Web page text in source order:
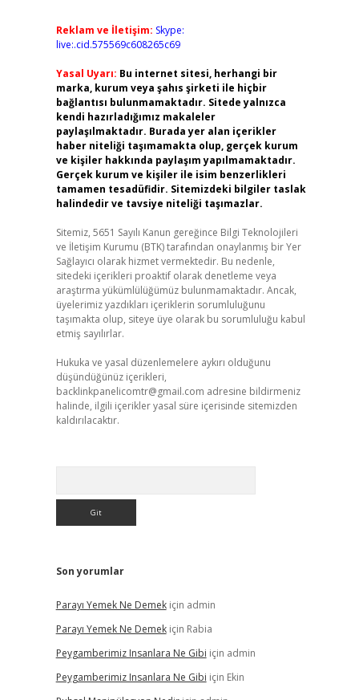
Reklam ve İletişim: Skype:
live:.cid.575569c608265c69
Yasal Uyarı: Bu internet sitesi, herhangi bir
marka, kurum veya şahıs şirketi ile hiçbir
bağlantısı bulunmamaktadır. Sitede yalnızca
kendi hazırladığımız makaleler
paylaşılmaktadır. Burada yer alan içerikler
haber niteliği taşımamakta olup, gerçek kurum
ve kişiler hakkında paylaşım yapılmamaktadır.
Gerçek kurum ve kişiler ile isim benzerlikleri
tamamen tesadüfidir. Sitemizdeki bilgiler taslak
halindedir ve tavsiye niteliği taşımazlar.
Sitemiz, 5651 Sayılı Kanun gereğince Bilgi Teknolojileri
ve İletişim Kurumu (BTK) tarafından onaylanmış bir Yer
Sağlayıcı olarak hizmet vermektedir. Bu nedenle,
sitedeki içerikleri proaktif olarak denetleme veya
araştırma yükümlülüğümüz bulunmamaktadır. Ancak,
üyelerimiz yazdıkları içeriklerin sorumluluğunu
taşımakta olup, siteye üye olarak bu sorumluluğu kabul
etmiş sayılırlar.
Hukuka ve yasal düzenlemelere aykırı olduğunu
düşündüğünüz içerikleri,
backlinkpanelicomtr@gmail.com adresine bildirmeniz
halinde, ilgili içerikler yasal süre içerisinde sitemizden
kaldırılacaktır.
Son yorumlar
Parayı Yemek Ne Demekiçin admin
Parayı Yemek Ne Demekiçin Rabia
Peygamberimiz Insanlara Ne Gibi için admin
Peygamberimiz Insanlara Ne Gibi için Ekin